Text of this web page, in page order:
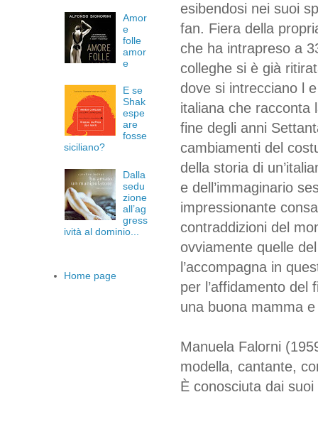
esibendosi nei suoi
fan. Fiera della
che ha intrapreso a
colleghe si è già
dove si intrecciano l
italiana che racconta
fine degli anni
cambiamenti del
della storia di
e dell’immaginario
impressionante
contraddizioni del
ovviamente quelle
l’accompagna in
per l’affidamento del
una buona mamma
Manuela Falorni
modella, cantante,
È conosciuta dai
Amor
e
folle
amor
e
E se
Shak
espe
are
fosse
siciliano?
Dalla
sedu
zione
all’ag
gress
ività al dominio...
Home page